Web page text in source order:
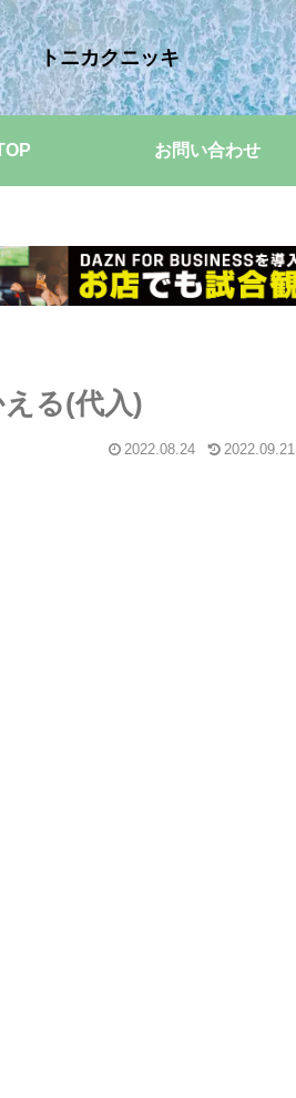
トニカクニッキ
お問い合わせ
る(代入)
2022.08.24 2022.09.21